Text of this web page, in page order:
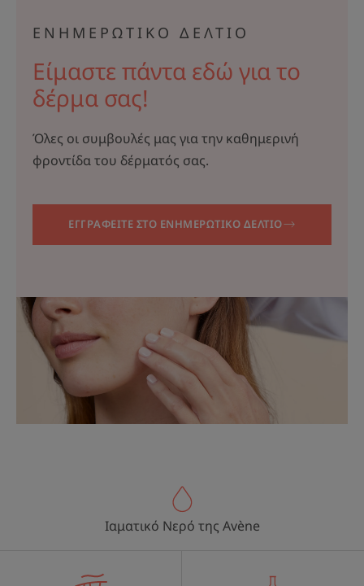
ΕΝΗΜΕΡΩΤΙΚΟ ΔΕΛΤΙΟ
Είμαστε πάντα εδώ για το
δέρμα σας!
Όλες οι συμβουλές μας για την καθημερινή
φροντίδα του δέρματός σας.
ΕΓΓΡΑΦΕΙΤΕ ΣΤΟ ΕΝΗΜΕΡΩΤΙΚΟ ΔΕΛΤΙΟ
Ιαματικό Νερό της Avène